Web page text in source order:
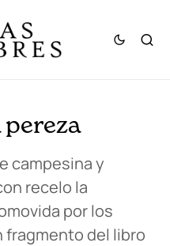
pereza
campesina y
recelo la
por los
fragmento del libro